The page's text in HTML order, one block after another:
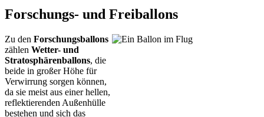
Forschungs- und Freiballons
Zu den Forschungsballons
zählen Wetter- und
Stratosphärenballons, die
beide in großer Höhe für
Verwirrung sorgen können,
da sie meist aus einer hellen,
reflektierenden Außenhülle
bestehen und sich das